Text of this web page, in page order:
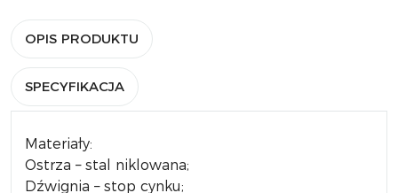
OPIS PRODUKTU
SPECYFIKACJA
Materiały:
Ostrza – stal niklowana;
Dźwignia – stop cynku;